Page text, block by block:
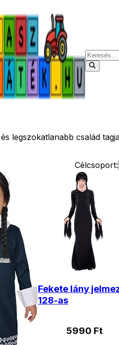
legszokatlanabb család
Célcsoport:
Fekete lány
128-as
5990 Ft